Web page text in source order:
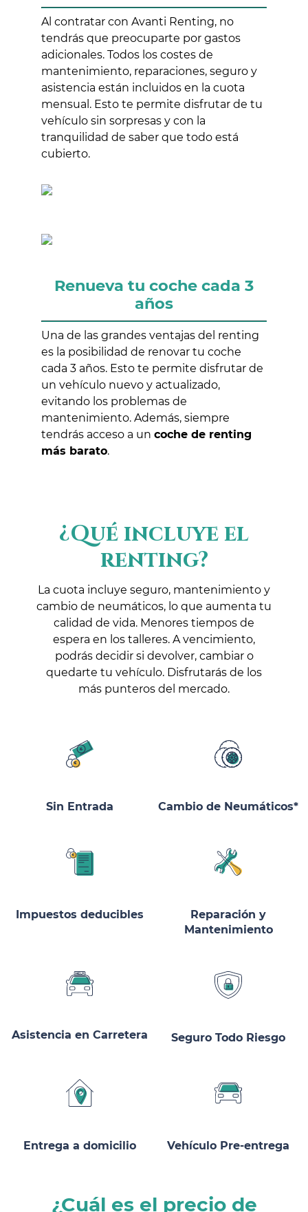
Al contratar con Avanti Renting, no
tendrás que preocuparte por gastos
adicionales. Todos los costes de
mantenimiento, reparaciones, seguro y
asistencia están incluidos en la cuota
mensual. Esto te permite disfrutar de tu
vehículo sin sorpresas y con la
tranquilidad de saber que todo está
cubierto.
Renueva tu coche cada 3
años
Una de las grandes ventajas del renting
es la posibilidad de renovar tu coche
cada 3 años. Esto te permite disfrutar de
un vehículo nuevo y actualizado,
evitando los problemas de
mantenimiento. Además, siempre
tendrás acceso a un coche de renting
más barato.
¿Qué incluye el
renting?
La cuota incluye seguro, mantenimiento y
cambio de neumáticos, lo que aumenta tu
calidad de vida. Menores tiempos de
espera en los talleres. A vencimiento,
podrás decidir si devolver, cambiar o
quedarte tu vehículo. Disfrutarás de los
más punteros del mercado.
Sin Entrada Cambio de Neumáticos*
Impuestos deducibles
Reparación y
Mantenimiento
Asistencia en Carretera Seguro Todo Riesgo
Entrega a domicilio Vehículo Pre-entrega
¿Cuál es el precio de